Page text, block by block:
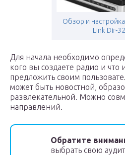
Обзор и
Link Dir-
Для начала необходимо
кого вы создаете радио и
предложить своим
может быть новостной,
развлекательной. Можно
направлений.
Обратите
выбрать свою